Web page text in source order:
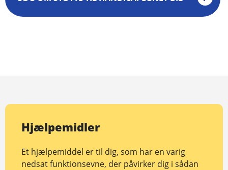
Hjælpemidler
Et hjælpemiddel er til dig, som har en varig
nedsat funktionsevne, der påvirker dig i sådan